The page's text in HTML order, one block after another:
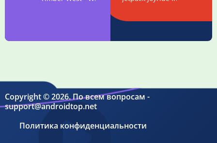
Copyright © 2026. По всем вопросам -
support@androidtop.net
Политика конфиденциальности